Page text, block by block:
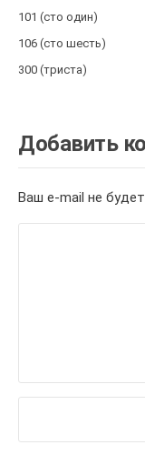
101 (сто один)
106 (сто шесть)
300 (триста)
Добавить
Ваш e-mail не